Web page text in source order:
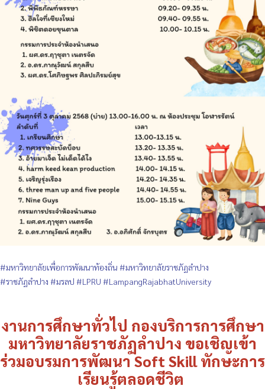
#มหาวิทยาลัยเพื่อการพัฒนาท้องถิ่น #มหาวิทยาลัยราชภัฏลำปาง
#ราชภัฏลำปาง #มรลป #LPRU #LampangRajabhatUniversity
งานการศึกษาทั่วไป กองบริการการศึกษา
มหาวิทยาลัยราชภัฏลำปาง ขอเชิญเข้า
ร่วมอบรมการพัฒนา Soft Skill ทักษะการ
เรียนรู้ตลอดชีวิต